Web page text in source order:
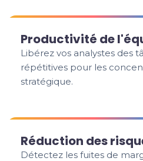
Productivité de
Libérez vos analystes des
répétitives pour les
stratégique.
Réduction des
Détectez les fuites de